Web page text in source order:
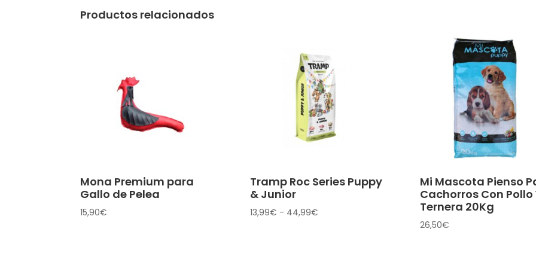
Productos relacionados
Mona Premium para
Gallo de Pelea
15,90€
Tramp Roc Series Puppy
& Junior
13,99€ - 44,99€Rango
Mi Mascota Pienso
Cachorros Con Pollo
Ternera 20Kg
26,50€